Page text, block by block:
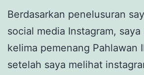
Berdasarkan penelusuran
social media Instagram,
kelima pemenang Pahlawan
setelah saya melihat